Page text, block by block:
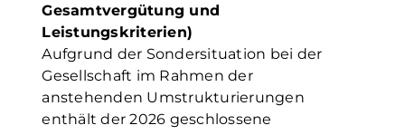
Gesamtvergütung und
Leistungskriterien)
Aufgrund der Sondersituation bei der
Gesellschaft im Rahmen der
anstehenden Umstrukturierungen
enthält der 2026 geschlossene